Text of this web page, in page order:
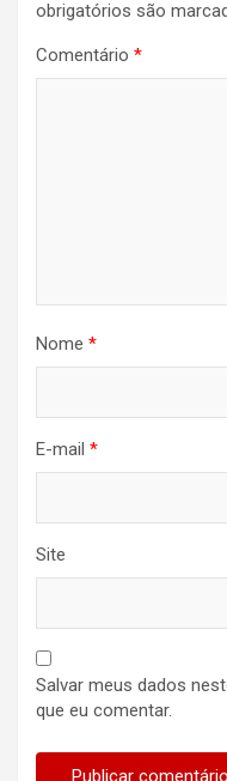
obrigatórios são
Comentário *
Nome *
E-mail *
Site
Salvar meus dados
que eu comentar.